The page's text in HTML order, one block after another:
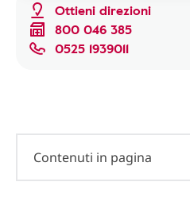
Ottieni direzioni
800 046 385
0525 1939011
Contenuti in pagina